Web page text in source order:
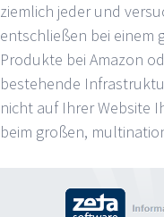
ziemlich jeder und
entschließen bei einem
Produkte bei Amazon
bestehende
nicht auf Ihrer Website
beim großen,